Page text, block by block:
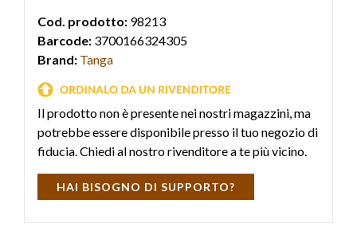
Cod. prodotto: 98213
Barcode: 3700166324305
Brand: Tanga
Il prodotto non è presente nei nostri magazzini, ma
potrebbe essere disponibile presso il tuo negozio di
fiducia. Chiedi al nostro rivenditore a te più vicino.
HAI BISOGNO DI SUPPORTO?